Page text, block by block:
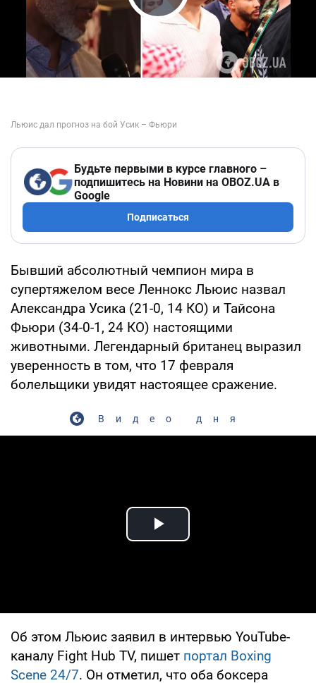
Play Video
Будьте первыми в курсе главного –
подпишитесь на Новини на OBOZ.UA в
Google
Подписаться
Бывший абсолютный чемпион мира в
супертяжелом весе Леннокс Льюис назвал
Александра Усика (21-0, 14 КО) и Тайсона
Фьюри (34-0-1, 24 КО) настоящими
животными. Легендарный британец выразил
уверенность в том, что 17 февраля
болельщики увидят настоящее сражение.
Видео дня
Play Video
Об этом Льюис заявил в интервью YouTube-
каналу Fight Hub TV, пишет портал Boxing
Scene 24/7. Он отметил, что оба боксера